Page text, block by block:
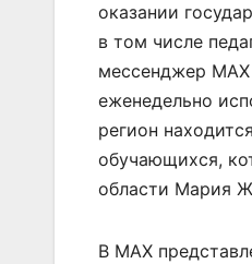
оказании
в том числе
мессенджер МАХ
еженедельно
регион
обучающихся,
области Мария
В MAX